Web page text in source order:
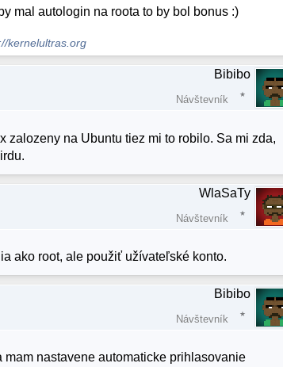
mal autologin na roota to by bol bonus :)
kernelultras.org
Bibibo
Návštevník
zalozeny na Ubuntu tiez mi to robilo. Sa mi zda,
WlaSaTy
Návštevník
ako root, ale použiť užívateľské konto.
Bibibo
Návštevník
mam nastavene automaticke prihlasovanie